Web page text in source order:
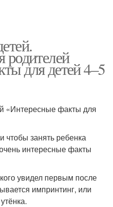
родителей
для детей 4–5
«Интересные факты для
чтобы занять ребенка
интересные факты
увидел первым после
импринтинг, или